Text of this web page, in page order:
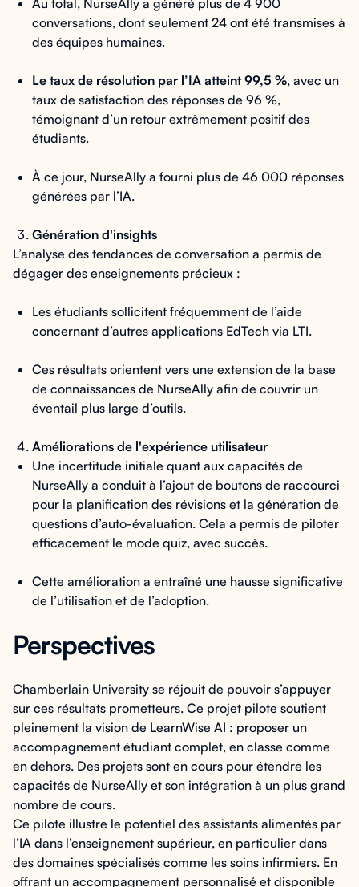
conversations, dont seulement 24 ont été transmises à
des équipes humaines.
Le taux de résolution par l’IA atteint 99,5 %, avec un
taux de satisfaction des réponses de 96 %,
témoignant d’un retour extrêmement positif des
étudiants.
À ce jour, NurseAlly a fourni plus de 46 000 réponses
générées par l’IA.
Génération d'insights
L’analyse des tendances de conversation a permis de
dégager des enseignements précieux :
Les étudiants sollicitent fréquemment de l’aide
concernant d’autres applications EdTech via LTI.
Ces résultats orientent vers une extension de la base
de connaissances de NurseAlly afin de couvrir un
éventail plus large d’outils.
Améliorations de l'expérience utilisateur
Une incertitude initiale quant aux capacités de
NurseAlly a conduit à l’ajout de boutons de raccourci
pour la planification des révisions et la génération de
questions d’auto-évaluation. Cela a permis de piloter
efficacement le mode quiz, avec succès.
Cette amélioration a entraîné une hausse significative
de l’utilisation et de l’adoption.
Perspectives
Chamberlain University se réjouit de pouvoir s’appuyer
sur ces résultats prometteurs. Ce projet pilote soutient
pleinement la vision de LearnWise AI : proposer un
accompagnement étudiant complet, en classe comme
en dehors. Des projets sont en cours pour étendre les
capacités de NurseAlly et son intégration à un plus grand
nombre de cours.
Ce pilote illustre le potentiel des assistants alimentés par
l’IA dans l’enseignement supérieur, en particulier dans
des domaines spécialisés comme les soins infirmiers. En
offrant un accompagnement personnalisé et disponible